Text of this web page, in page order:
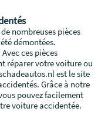
nombreuses pièces
démontées.
ces pièces
réparer votre voiture ou
est le site
Grâce à notre
pouvez facilement
voiture accidentée.